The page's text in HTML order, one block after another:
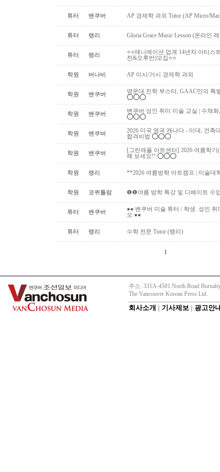
튜터 밴쿠버 AP 경제학 과외 Tutor (AP Micro/
튜터 랭리 Gloria Grace Music Lesson (온라인
튜터 랭리
⭐⭐애니메이션 업계 14년차 아티
전&오후반)모집⭐⭐
학원 버나비 AP 미시/거시 경제학 과외
학원 밴쿠버
명문대 진학 부스터, GAAC만의 특
⭕️⭕️⭕️
학원 밴쿠버
밴쿠버 성인 취미 미술 교실 | 수채
⭕️⭕️⭕️
학원 밴쿠버
2026 미국 영국 캐나다 - 미대, 건축
합격비법 ⭕️⭕️⭕️
학원 밴쿠버
[그린애플 아트센터] 2026 여름학
해 보세요!! ⭕️⭕️⭕️
학원 랭리 **2026 여름방학 아트캠프 | 미술대
학원 코퀴틀람 ❶❶여름 방학 특강 및 디베이트 수
튜터 밴쿠버
●● 밴쿠버 미술 튜터 / 학생. 성인
오 ●●
튜터 랭리 수학 전문 Tutor (랭리)
1
주소: 331A-4501 North Road
The Vancouver Korean Press Ltd.
회사소개 기사제보 광고안